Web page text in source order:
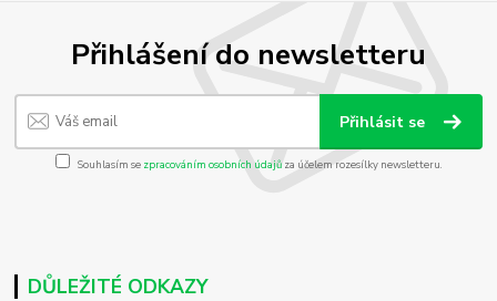
Přihlášení do newsletteru
Přihlásit se
Souhlasím se zpracováním osobních údajůza účelem rozesílky newsletteru.
DŮLEŽITÉ ODKAZY